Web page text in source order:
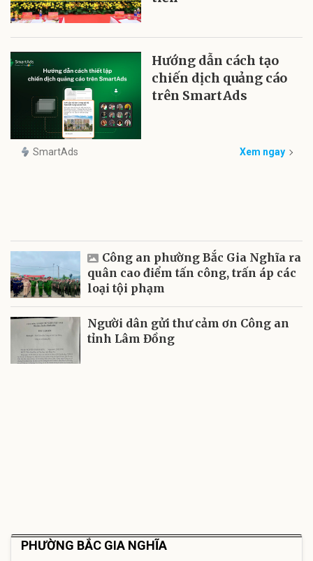
Hướng dẫn cách tạo
chiến dịch quảng cáo
trên SmartAds
SmartAds Xem ngay
Công an phường Bắc Gia Nghĩa ra
quân cao điểm tấn công, trấn áp các
loại tội phạm
Người dân gửi thư cảm ơn Công an
tỉnh Lâm Đồng
PHƯỜNG BẮC GIA NGHĨA